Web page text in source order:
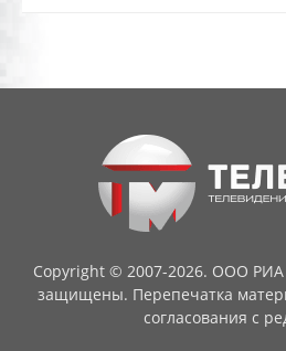
Copyright © 2007-2026. ООО РИА
защищены. Перепечатка
согласования с